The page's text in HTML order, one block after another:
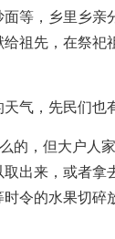
等，乡里乡亲
祖先，在祭祀
，先民们也
，但大户人
出来，或者拿
令的水果切碎